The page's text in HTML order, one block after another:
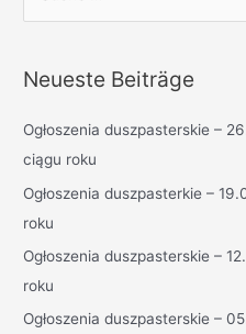
h
n
n
a
c
h
Neueste Beiträge
Ogłoszenia duszpasterskie –
ciągu roku
Ogłoszenia duszpasterkie –
roku
Ogłoszenia duszpasterskie –
roku
Ogłoszenia duszpasterskie –